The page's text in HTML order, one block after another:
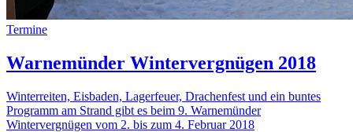
Termine
Warnemünder Wintervergnügen 2018
Winterreiten, Eisbaden, Lagerfeuer, Drachenfest und ein buntes
Programm am Strand gibt es beim 9. Warnemünder
Wintervergnügen vom 2. bis zum 4. Februar 2018